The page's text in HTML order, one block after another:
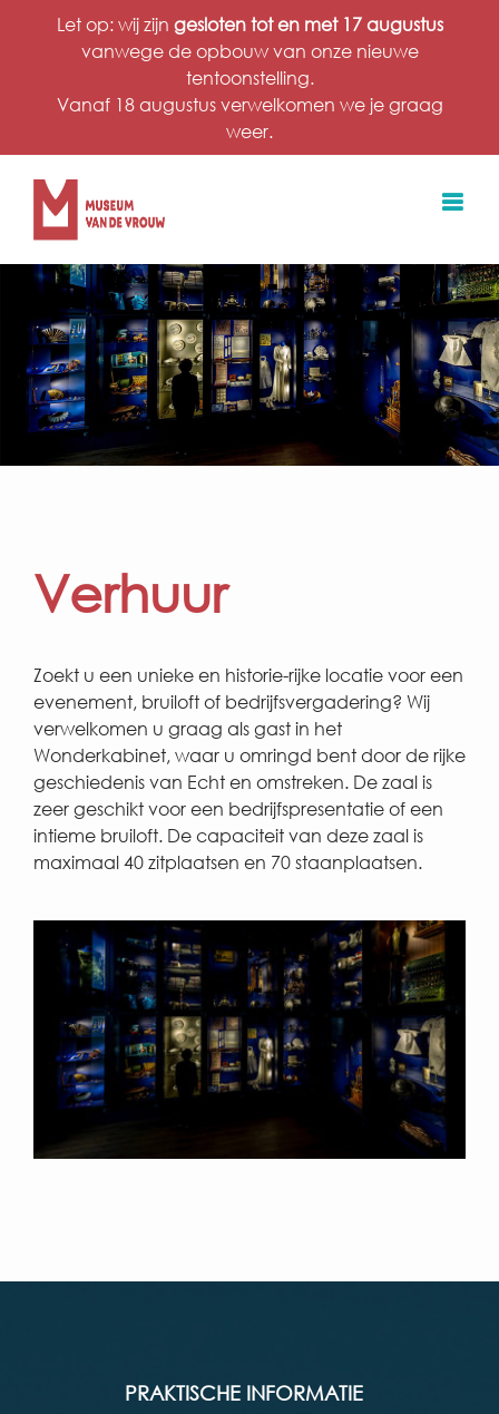
Let op: wij zijn gesloten tot en met 17 augustus
vanwege de opbouw van onze nieuwe
tentoonstelling.
Vanaf 18 augustus verwelkomen we je graag
weer.
Verhuur
Zoekt u een unieke en historie-rijke locatie voor een
evenement, bruiloft of bedrijfsvergadering? Wij
verwelkomen u graag als gast in het
Wonderkabinet, waar u omringd bent door de rijke
geschiedenis van Echt en omstreken. De zaal is
zeer geschikt voor een bedrijfspresentatie of een
intieme bruiloft. De capaciteit van deze zaal is
maximaal 40 zitplaatsen en 70 staanplaatsen.
PRAKTISCHE INFORMATIE